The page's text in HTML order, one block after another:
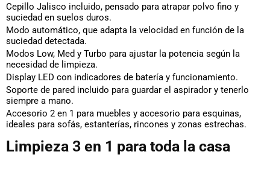
Cepillo Jalisco incluido, pensado para atrapar polvo fino y
suciedad en suelos duros.
Modo automático, que adapta la velocidad en función de la
suciedad detectada.
Modos Low, Med y Turbo para ajustar la potencia según la
necesidad de limpieza.
Display LED con indicadores de batería y funcionamiento.
Soporte de pared incluido para guardar el aspirador y tenerlo
siempre a mano.
Accesorio 2 en 1 para muebles y accesorio para esquinas,
ideales para sofás, estanterías, rincones y zonas estrechas.
Limpieza 3 en 1 para toda la casa